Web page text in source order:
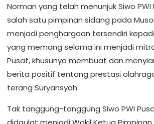
Norman yang telah menunjuk Siwo
salah satu pimpinan sidang pada
menjadi penghargaan tersendiri
yang memang selama ini menjadi
Pusat, khusunya membuat dan
berita positif tentang prestasi
terang Suryansyah.
Tak tanggung-tanggung Siwo PWI